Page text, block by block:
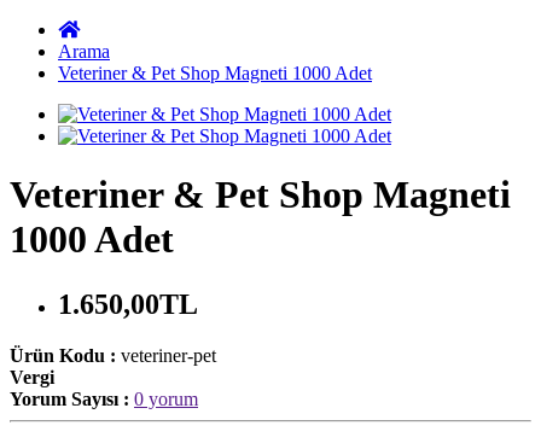
Arama
Veteriner & Pet Shop Magneti 1000 Adet
Veteriner & Pet Shop Magneti
1000 Adet
1.650,00TL
Ürün Kodu : veteriner-pet
Vergi
Yorum Sayısı : 0 yorum